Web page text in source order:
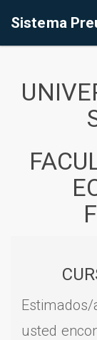
Sistema
Estimados/
usted